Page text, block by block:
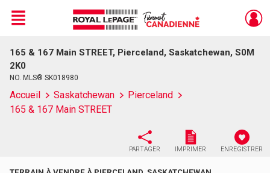
Live
En Direct
Menu
165 & 167 Main STREET, Pierceland, Saskatchewan, S0M
2K0
NO. MLS® SK018980
Accueil Saskatchewan
Pierceland
165 & 167 Main STREET
PARTAGER IMPRIMER ENREGISTRER